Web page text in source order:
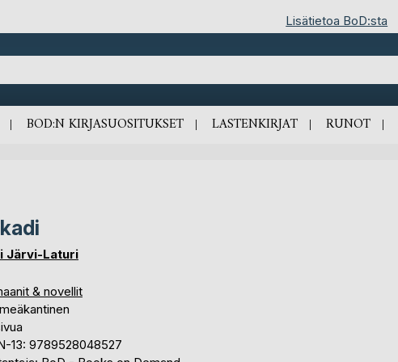
Lisätietoa BoD:sta
BOD:N KIRJASUOSITUKSET LASTENKIRJAT RUNOT
Järvi-Laturi
& novellit
13: 9789528048527